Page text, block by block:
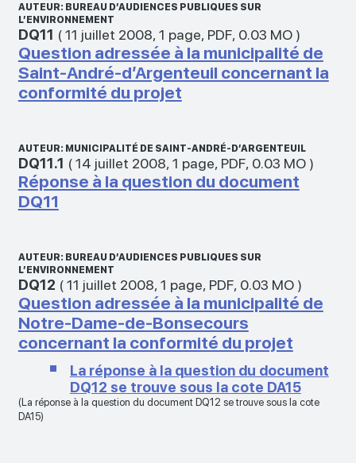
AUTEUR: BUREAU D’AUDIENCES PUBLIQUES SUR
L’ENVIRONNEMENT
DQ11 (11 juillet 2008, 1 page, PDF, 0.03 MO)
Question adressée à la municipalité de
Saint-André-d’Argenteuil concernant la
conformité du projet
AUTEUR: MUNICIPALITÉ DE SAINT-ANDRÉ-D’ARGENTEUIL
DQ11.1 (14 juillet 2008, 1 page, PDF, 0.03 MO)
Réponse à la question du document
DQ11
AUTEUR: BUREAU D’AUDIENCES PUBLIQUES SUR
L’ENVIRONNEMENT
DQ12 (11 juillet 2008, 1 page, PDF, 0.03 MO)
Question adressée à la municipalité de
Notre-Dame-de-Bonsecours
concernant la conformité du projet
La réponse à la question du document
DQ12 se trouve sous la cote DA15
(La réponse à la question du document DQ12 se trouve sous la cote
DA15)